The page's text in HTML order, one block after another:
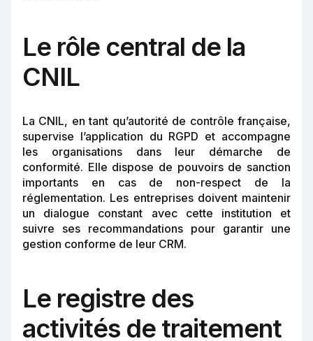
Le rôle central de la
CNIL
La CNIL, en tant qu’autorité de contrôle française,
supervise l’application du RGPD et accompagne
les organisations dans leur démarche de
conformité. Elle dispose de pouvoirs de sanction
importants en cas de non-respect de la
réglementation. Les entreprises doivent maintenir
un dialogue constant avec cette institution et
suivre ses recommandations pour garantir une
gestion conforme de leur CRM.
Le registre des
activités de traitement